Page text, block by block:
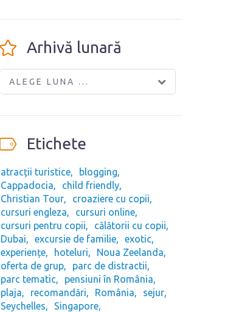
Arhivă lunară
ALEGE LUNA ...
Etichete
atracții turistice
blogging
Cappadocia
child friendly
Christian Tour
croaziere cu copii
cursuri engleza
cursuri online
cursuri pentru copii
călătorii cu copii
Dubai
excursie de familie
exotic
experiențe
hoteluri
Noua Zeelanda
oferta de grup
parc de distractii
parc tematic
pensiuni în România
plaja
recomandări România
sejur
Seychelles
Singapore